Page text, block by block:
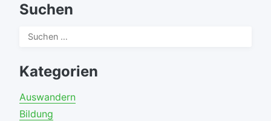
Suchen
Suchen
Kategorien
Auswandern
Bildung